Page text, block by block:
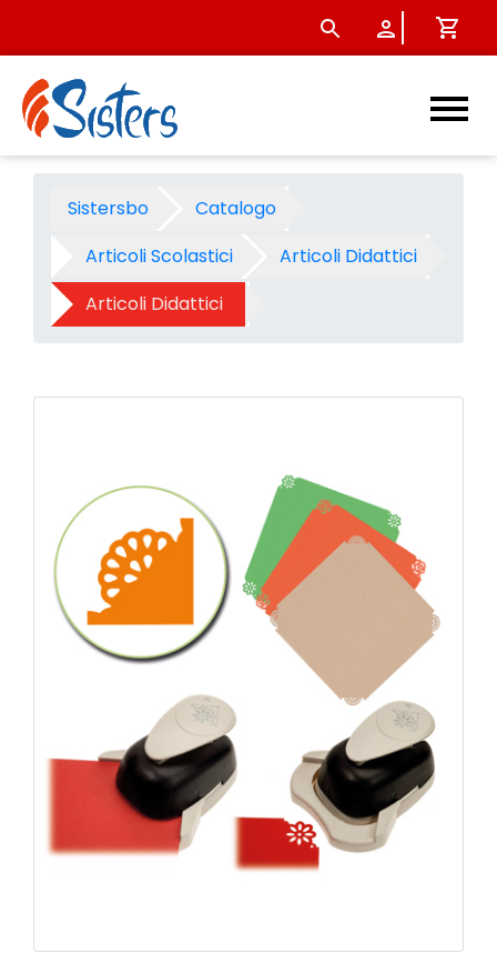
Perforatore per angoli
Sistersbo
Catalogo
Articoli Scolastici
Articoli Didattici
Articoli Didattici